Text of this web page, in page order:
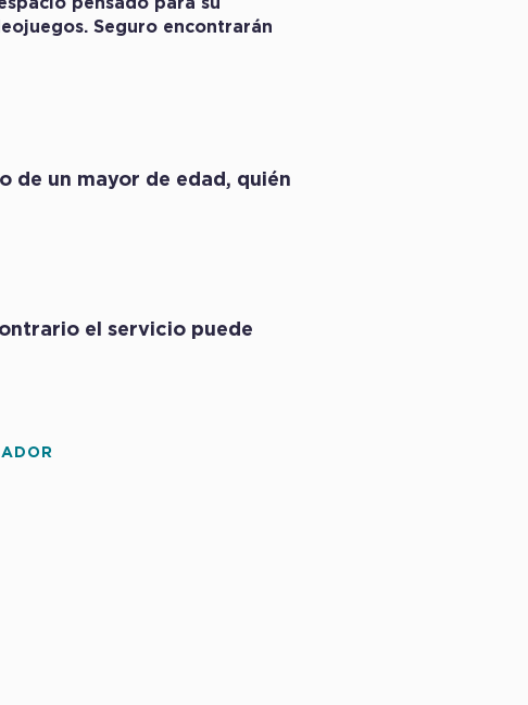
Seguro encontrarán
de un mayor de edad, quién
el servicio puede